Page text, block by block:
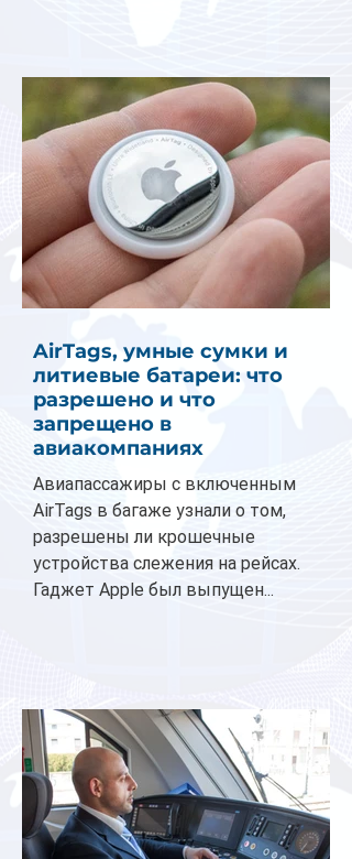
AirTags, умные сумки и
литиевые батареи: что
разрешено и что
запрещено в
авиакомпаниях
Авиапассажиры с включенным
AirTags в багаже узнали о том,
разрешены ли крошечные
устройства слежения на рейсах.
Гаджет Apple был выпущен...